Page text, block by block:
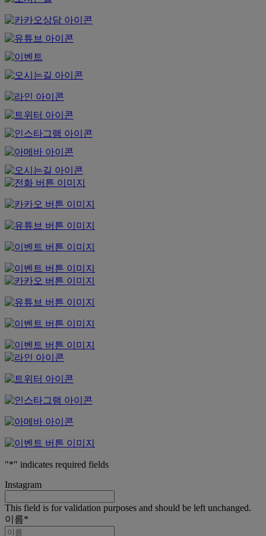
"*" indicates required fields
Instagram
This field is for validation purposes and should be left unchanged.
이름*